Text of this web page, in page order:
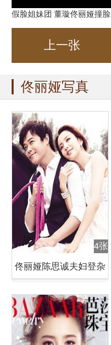
假脸姐妹团 董璇佟丽娅撞脸
上一张
佟丽娅写真
4张
佟丽娅陈思诚夫妇登杂